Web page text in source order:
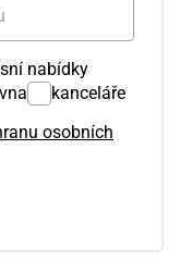
nabídky
kanceláře
osobních